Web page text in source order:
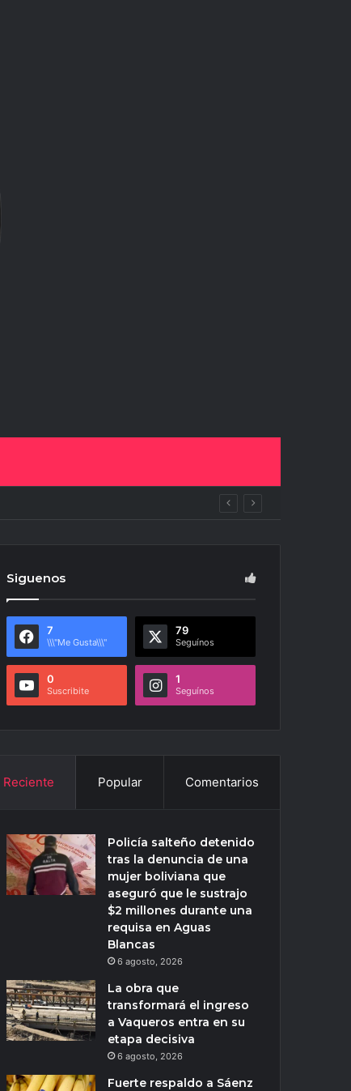
Siguenos
7
\\\"Me Gusta\\\"
79
Seguínos
0
Suscribite
1
Seguínos
Reciente Popular Comentarios
Policía salteño detenido
tras la denuncia de una
mujer boliviana que
aseguró que le sustrajo
$2 millones durante una
requisa en Aguas
Blancas
6 agosto, 2026
La obra que
transformará el ingreso
a Vaqueros entra en su
etapa decisiva
6 agosto, 2026
Fuerte respaldo a Sáenz